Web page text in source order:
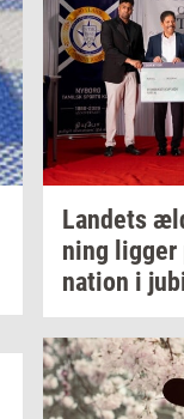
Lan­dets
ning lig­ger
na­tion i